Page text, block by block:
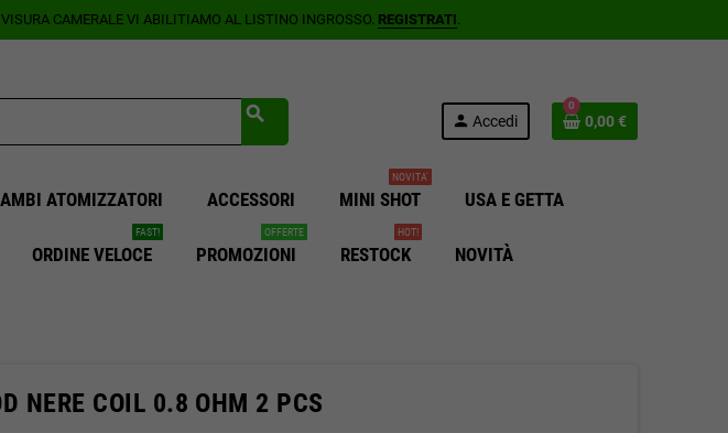
CAMERALE VI ABILITIAMO AL LISTINO INGROSSO. REGISTRATI.
search person Accedi
0
0,00 €
ATOMIZZATORI ACCESSORI MINI SHOT
NOVITA'
USA E GETTA
ORDINE VELOCE
FAST!
PROMOZIONI
OFFERTE
RESTOCK
HOT!
NOVITÀ
NERE COIL 0.8 OHM 2 PCS